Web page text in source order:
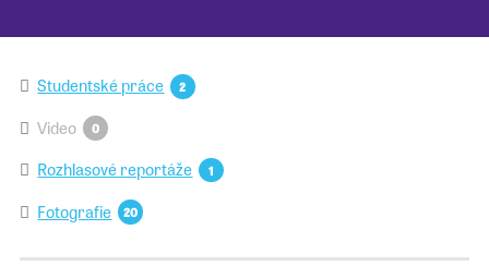
Studentské práce 2
Video 0
Rozhlasové reportáže 1
Fotografie 20